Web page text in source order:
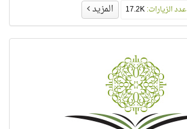
عدد الزيارات:17.2K المزيد